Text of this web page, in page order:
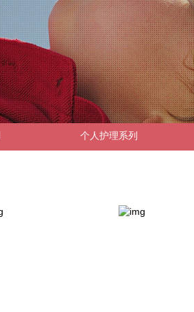
个人护理系列